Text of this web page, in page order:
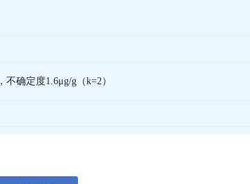
不确定度1.6μg/g（k=2）